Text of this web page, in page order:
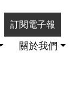
訂閱電子報
關於我們